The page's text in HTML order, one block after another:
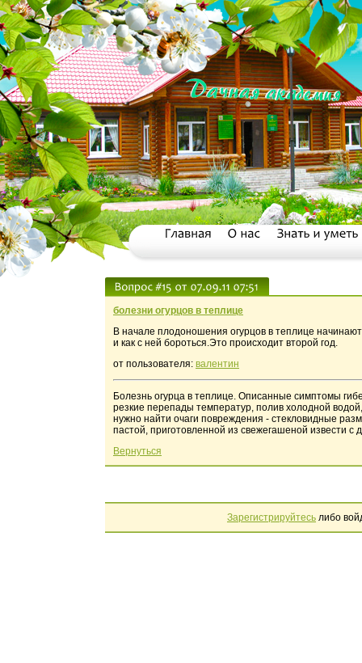
болезни огурцов в теплице
В начале плодоношения огурцов в теплице
и как с ней бороться.Это происходит второй год.
от пользователя: валентин
Болезнь огурца в теплице. Описанные симптомы
резкие перепады температур, полив холодной
нужно найти очаги повреждения - стекловидные
пастой, приготовленной из свежегашеной извести
Вернуться
Зарегистрируйтесь либо